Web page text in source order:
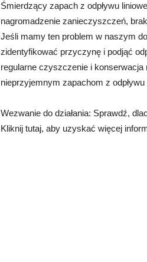
Śmierdzący zapach z odpływu
nagromadzenie zanieczyszczeń,
Jeśli mamy ten problem w naszym
zidentyfikować przyczynę i podjąć
regularne czyszczenie i
nieprzyjemnym zapachom z odpływu
Wezwanie do działania: Sprawdź,
Kliknij tutaj, aby uzyskać więcej